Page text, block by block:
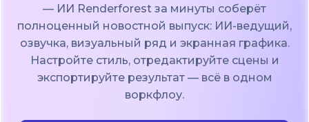
— ИИ Renderforest за минуты соберёт
полноценный новостной выпуск: ИИ-ведущий,
озвучка, визуальный ряд и экранная графика.
Настройте стиль, отредактируйте сцены и
экспортируйте результат — всё в одном
воркфлоу.